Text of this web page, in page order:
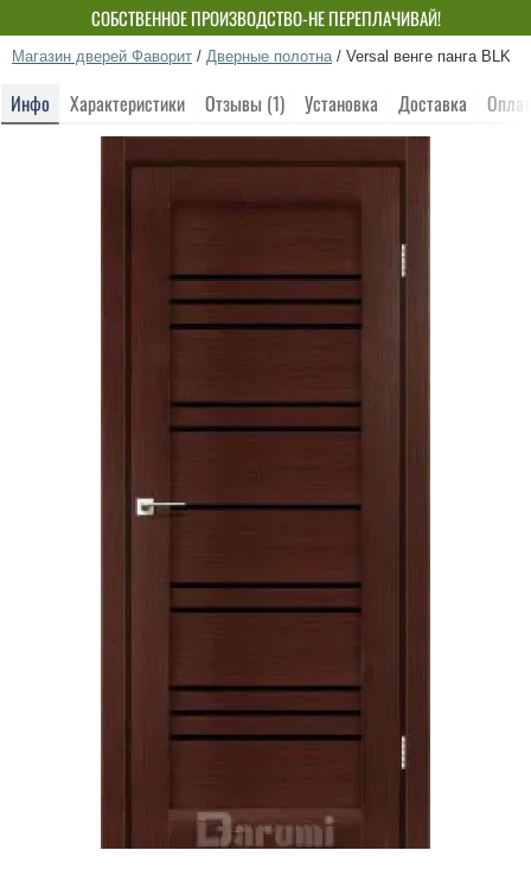
СОБСТВЕННОЕ ПРОИЗВОДСТВО-НЕ ПЕРЕПЛАЧИВАЙ!
Магазин дверей Фаворит / Дверные полотна / Versal венге панга BLK
Инфо Характеристики Отзывы (1) Установка Доставка